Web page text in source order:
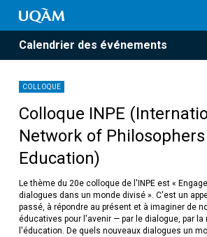
Calendrier des événements
COLLOQUE
Colloque INPE
Network of
Education)
Le thème du 20e colloque de l'INPE est «
dialogues dans un monde divisé ». C'est un
passé, à répondre au présent et à imaginer de
éducatives pour l'avenir — par le dialogue, par la
l'éducation. De quels nouveaux dialogues un